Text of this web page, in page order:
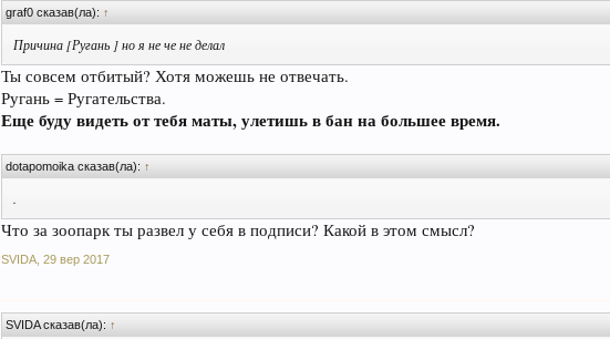
graf0 сказав(ла): ↑
Причина [Ругань ] но я не че не делал
Ты совсем отбитый? Хотя можешь не отвечать.
Ругань = Ругательства.
Еще буду видеть от тебя маты, улетишь в бан на большее время.
dotapomoika сказав(ла): ↑
.
Что за зоопарк ты развел у себя в подписи? Какой в этом смысл?
SVIDA, 29 вер 2017
SVIDA сказав(ла): ↑